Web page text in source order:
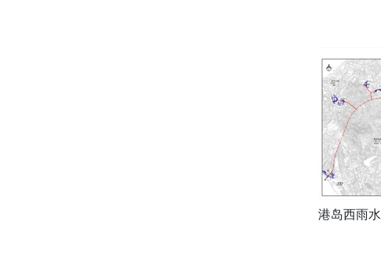
港岛西雨